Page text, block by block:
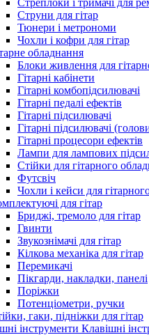
Стреплоки і тримачі для
Струни для гітар
Тюнери і метрономи
Чохли і кофри для гітар
обладнання
Блоки живлення для
Гітарні кабінети
Гітарні комбопідсилювачі
Гітарні педалі ефектів
Гітарні підсилювачі
Гітарні підсилювачі
Гітарні процесори ефектів
Лампи для лампових
Стійки для гітарного
Футсвіч
Чохли і кейси для
для гітар
Бриджі, тремоло для гітар
Гвинти
Звукознімачі для гітар
Кілкова механіка для гітар
Перемикачі
Пікгарди, накладки, панелі
Поріжки
Потенціометри, ручки
гаки, підніжки для гітар
Клавішні